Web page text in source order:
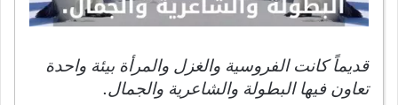
قديماً كانت الفروسية والغزل والمرأة بيئة واحدة
تعاون فيها البطولة والشاعرية والجمال.